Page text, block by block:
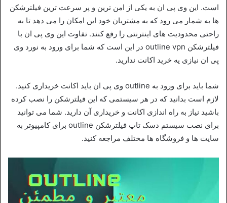
است. این وی پی ان به یکی از امن ترین و پر سرعت ترین فیلترشکن
ها به شمار می رود که به مشتریان خود این امکان را می دهد تا به
راحتی محدودیت های اینترنتی را رفع کنند. تفاوت این وی پی ان با
فیلترشکن outline vpn در این است که شما برای ورود به نورد وی
پی ان نیازی یه خرید اکانت ندارید.
شما باید برای ورود به outline وی پی ان باید اکانت خریداری کنید.
لازم است بدانید که در هر سیستمی که این فیلترشکن را نصب کرده
باشید نیاز به راه اندازی اکانت و خریداری آن دارید. شما می توانید
برای نصب سیستم دسک تاپ فیلترشکن outline برای کامپیوتر به
سایت ها و فروشگاه ها مختلف مراجعه کنید.